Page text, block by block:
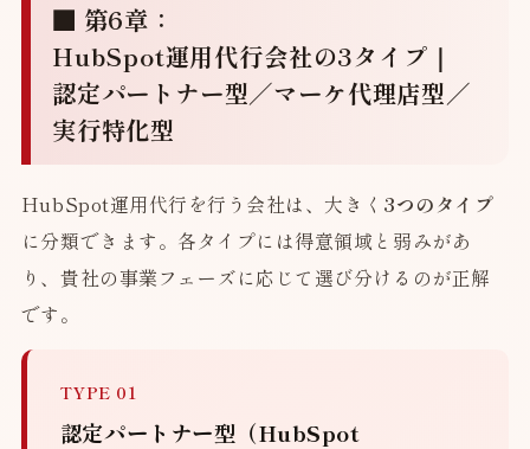
■ 第6章：
HubSpot運用代行会社の3タイプ｜
認定パートナー型／マーケ代理店型／
実行特化型
HubSpot運用代行を行う会社は、大きく 3つのタイプ
に分類できます。各タイプには得意領域と弱みがあ
り、貴社の事業フェーズに応じて選び分けるのが正解
です。
TYPE 01
認定パートナー型（HubSpot